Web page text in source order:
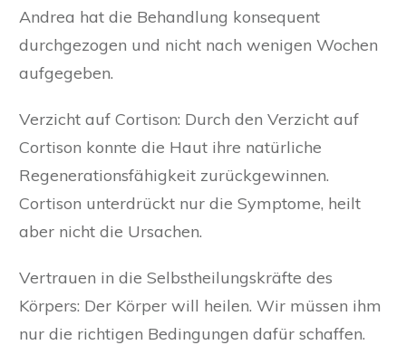
Andrea hat die Behandlung konsequent
durchgezogen und nicht nach wenigen Wochen
aufgegeben.
Verzicht auf Cortison: Durch den Verzicht auf
Cortison konnte die Haut ihre natürliche
Regenerationsfähigkeit zurückgewinnen.
Cortison unterdrückt nur die Symptome, heilt
aber nicht die Ursachen.
Vertrauen in die Selbstheilungskräfte des
Körpers: Der Körper will heilen. Wir müssen ihm
nur die richtigen Bedingungen dafür schaffen.